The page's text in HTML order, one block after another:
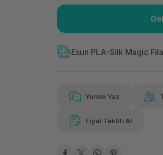
Kolay iade imkanı
153,52 TL
Aya varan taksit
Esun PLA-Silk Magic
Yorum Yaz
Fiyat Teklifi Al